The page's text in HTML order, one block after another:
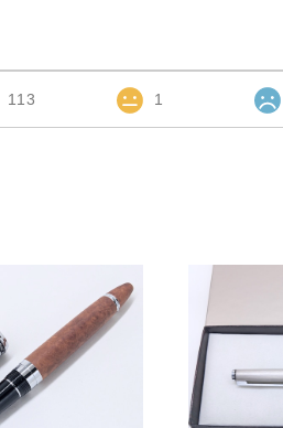
113 1